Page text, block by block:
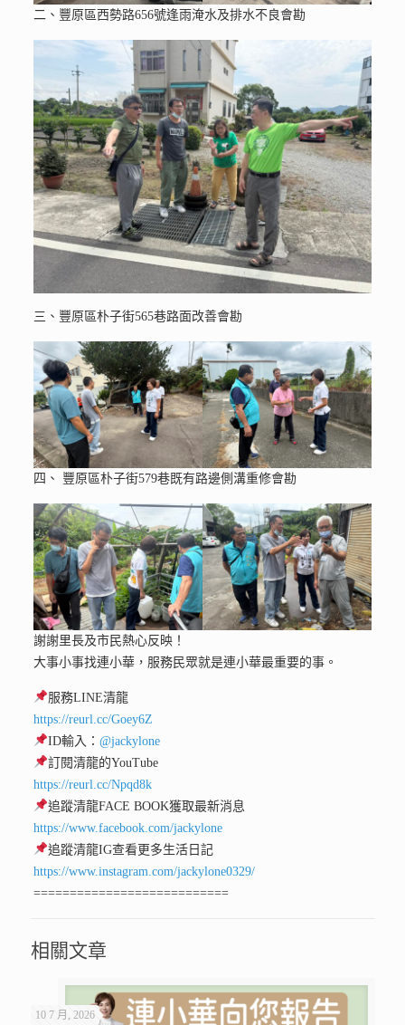
二、豐原區西勢路656號逢雨淹水及排水不良會勘
三、豐原區朴子街565巷路面改善會勘
四、 豐原區朴子街579巷既有路邊側溝重修會勘
謝謝里長及市民熱心反映！
大事小事找連小華，服務民眾就是連小華最重要的事。
服務LINE清龍
https://reurl.cc/Goey6Z
ID輸入：@jackylone
訂閱清龍的YouTube
https://reurl.cc/Npqd8k
追蹤清龍FACE BOOK獲取最新消息
https://www.facebook.com/jackylone
追蹤清龍IG查看更多生活日記
https://www.instagram.com/jackylone0329/
===========================
相關文章
10 7 月, 2026